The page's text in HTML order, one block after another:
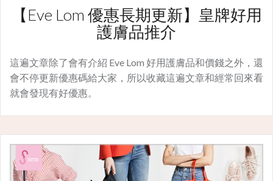
【Eve Lom 優惠長期更新】皇牌好用
護膚品推介
這遍文章除了會有介紹 Eve Lom 好用護膚品和價錢之外，還
會不停更新優惠碼給大家，所以收藏這遍文章和經常回來看
就會發現有好優惠。